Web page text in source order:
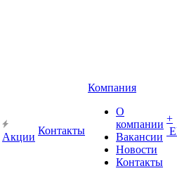
Акции
Контакты
Компания
О
компании
Вакансии
Новости
Контакты
+